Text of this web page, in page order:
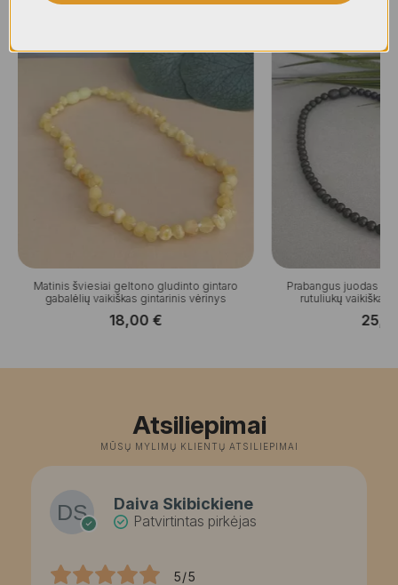
Matinis šviesiai geltono gludinto gintaro
gabalėlių vaikiškas gintarinis vėrinys
18,00 €
Prabangus juodas
rutuliukų vaikiškas
Atsiliepimai
MŪSŲ MYLIMŲ KLIENTŲ ATSILIEPIMAI
Daiva Skibickiene
Patvirtintas pirkėjas
5/5